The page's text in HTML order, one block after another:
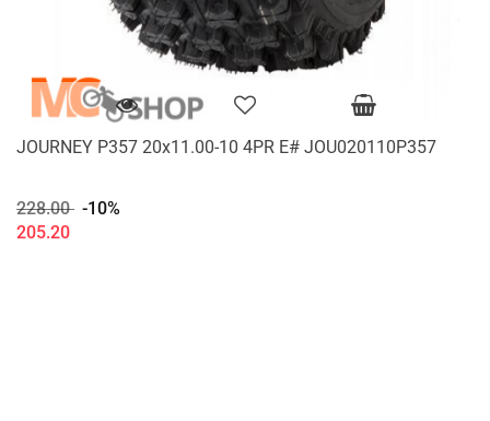
JOURNEY P357 20x11.00-10 4PR E# JOU020110P357
228.00 -10%
205.20